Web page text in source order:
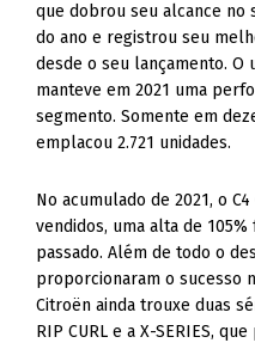
que dobrou seu alcance no
do ano e registrou seu
desde o seu lançamento.
manteve em 2021 uma
segmento. Somente em
emplacou 2.721 unidades.
No acumulado de 2021, o
vendidos, uma alta de
passado. Além de todo o
proporcionaram o sucesso
Citroën ainda trouxe duas
RIP CURL e a X-SERIES,